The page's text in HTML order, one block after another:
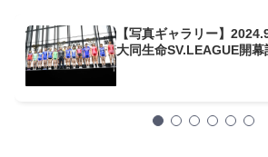
【写真ギャラリー】
大同生命SV.LEAGUE開幕